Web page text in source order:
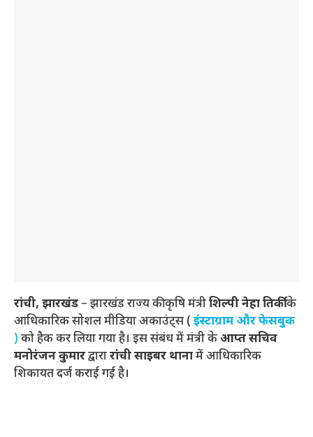
रांची, झारखंड – झारखंड राज्य की कृषि मंत्रीशिल्पी नेहा तिर्कीके
आधिकारिक सोशल मीडिया अकाउंट्स ( इंस्टाग्राम और फेसबुक
) को हैक कर लिया गया है। इस संबंध में मंत्री केआप्त सचिव
मनोरंजन कुमारद्वारारांची साइबर थानामें आधिकारिक
शिकायत दर्ज कराई गई है।